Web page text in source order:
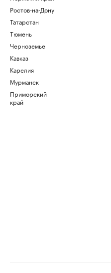
Ростов-на-Дону
Татарстан
Тюмень
Черноземье
Кавказ
Карелия
Мурманск
Приморский
край